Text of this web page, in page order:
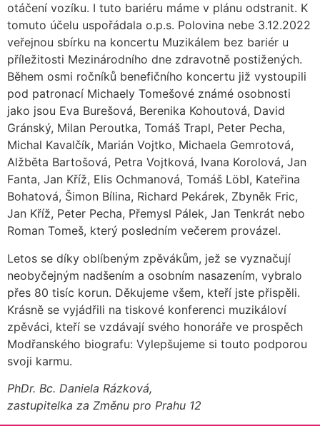
otáčení vozíku. I tuto bariéru máme v plánu odstranit. K
tomuto účelu uspořádala o.p.s. Polovina nebe 3.12.2022
veřejnou sbírku na koncertu Muzikálem bez bariér u
příležitosti Mezinárodního dne zdravotně postižených.
Během osmi ročníků benefičního koncertu již vystoupili
pod patronací Michaely Tomešové známé osobnosti
jako jsou Eva Burešová, Berenika Kohoutová, David
Gránský, Milan Peroutka, Tomáš Trapl, Peter Pecha,
Michal Kavalčík, Marián Vojtko, Michaela Gemrotová,
Alžběta Bartošová, Petra Vojtková, Ivana Korolová, Jan
Fanta, Jan Kříž, Elis Ochmanová, Tomáš Löbl, Kateřina
Bohatová, Šimon Bílina, Richard Pekárek, Zbyněk Fric,
Jan Kříž, Peter Pecha, Přemysl Pálek, Jan Tenkrát nebo
Roman Tomeš, který posledním večerem provázel.
Letos se díky oblíbeným zpěvákům, jež se vyznačují
neobyčejným nadšením a osobním nasazením, vybralo
přes 80 tisíc korun. Děkujeme všem, kteří jste přispěli.
Krásně se vyjádřili na tiskové konferenci muzikáloví
zpěváci, kteří se vzdávají svého honoráře ve prospěch
Modřanského biografu: Vylepšujeme si touto podporou
svoji karmu.
PhDr. Bc. Daniela Rázková,
zastupitelka za Změnu pro Prahu 12